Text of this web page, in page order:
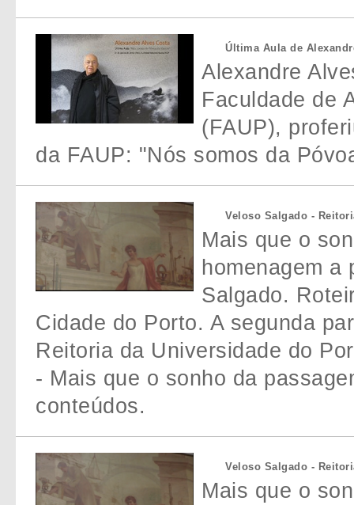
Última Aula de
Alexandre
Faculdade de
(FAUP),
da FAUP: "Nós somos da
Veloso Salgado -
Mais que o
homenagem a
Salgado.
Cidade do Porto. A segunda
Reitoria da Universidade do
- Mais que o sonho da
conteúdos.
Veloso Salgado -
Mais que o